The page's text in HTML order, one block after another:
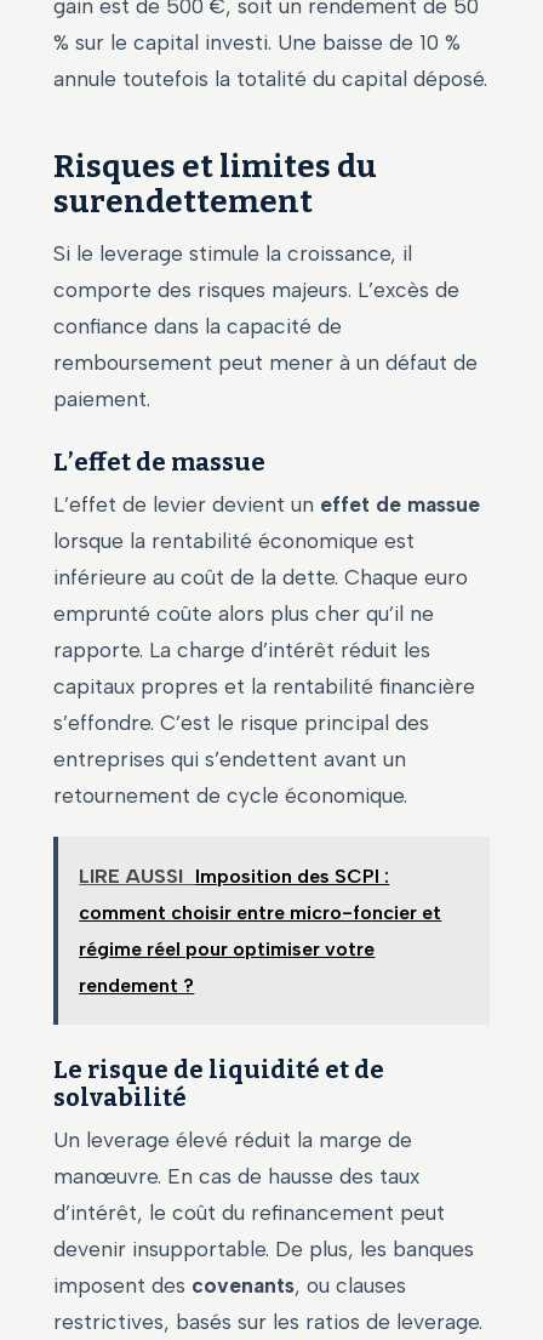
gain est de 500 €, soit un rendement de 50
% sur le capital investi. Une baisse de 10 %
annule toutefois la totalité du capital déposé.
Risques et limites du
surendettement
Si le leverage stimule la croissance, il
comporte des risques majeurs. L’excès de
confiance dans la capacité de
remboursement peut mener à un défaut de
paiement.
L’effet de massue
L’effet de levier devient un effet de massue
lorsque la rentabilité économique est
inférieure au coût de la dette. Chaque euro
emprunté coûte alors plus cher qu’il ne
rapporte. La charge d’intérêt réduit les
capitaux propres et la rentabilité financière
s’effondre. C’est le risque principal des
entreprises qui s’endettent avant un
retournement de cycle économique.
LIRE AUSSI Imposition des SCPI :
comment choisir entre micro-foncier et
régime réel pour optimiser votre
rendement ?
Le risque de liquidité et de
solvabilité
Un leverage élevé réduit la marge de
manœuvre. En cas de hausse des taux
d’intérêt, le coût du refinancement peut
devenir insupportable. De plus, les banques
imposent des covenants, ou clauses
restrictives, basés sur les ratios de leverage.